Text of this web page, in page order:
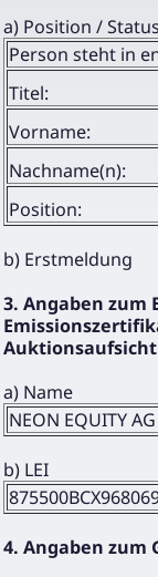
a) Position / Status
Person steht in
Titel:
Vorname:
Nachname(n):
Position:
b) Erstmeldung
3. Angaben
Auktionsaufsicht
a) Name
NEON EQUITY AG
b) LEI
4. Angaben zum